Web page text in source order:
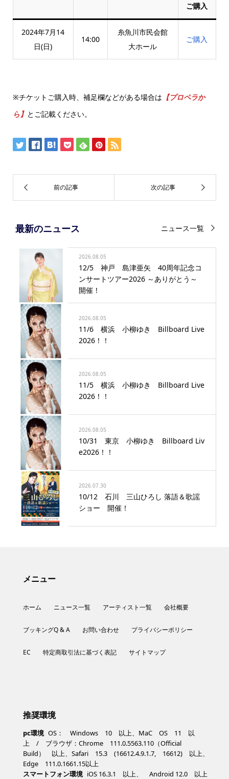
ご購入
2024年7月14
日(日)
14:00
糸魚川市民会館
大ホール
ご購入
※チケットご購入時、補足欄などがある場合は 【プロペラか
ら】 とご記載ください。
最新のニュース ニュース一覧
2026.08.05
12/5 神戸 島津亜矢 40周年記念コ
ンサートツアー2026 ～ありがとう～
開催！
2026.08.05
11/6 横浜 小柳ゆき Billboard Live
2026！！
2026.08.05
11/5 横浜 小柳ゆき Billboard Live
2026！！
2026.08.05
10/31 東京 小柳ゆき Billboard Liv
e2026！！
2026.07.30
10/12 石川 三山ひろし 落語＆歌謡
ショー 開催！
メニュー
ホーム ニュース一覧 アーティスト一覧 会社概要
ブッキングQ & A お問い合わせ プライバシーポリシー
EC 特定商取引法に基づく表記 サイトマップ
推奨環境
pc環境 OS： Windows 10 以上、MaC OS 11 以
上 / ブラウザ：Chrome 111.0.5563.110（Official
Build） 以上、Safari 15.3 (16612.4.9.1.7, 16612) 以上、
Edge 111.0.1661.15以上
スマートフォン環境 iOS 16.3.1 以上、 Android 12.0 以上